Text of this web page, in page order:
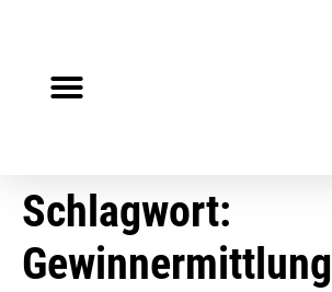
Schlagwort:
Gewinnermittlung